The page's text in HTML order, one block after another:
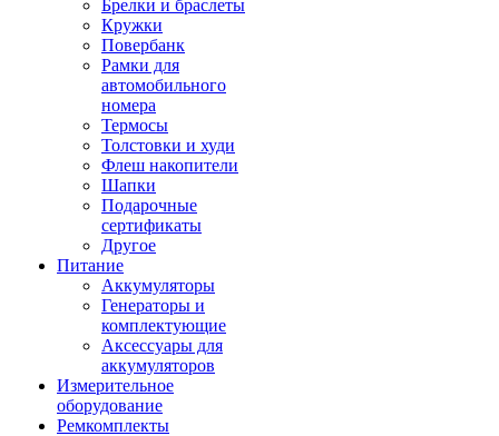
Брелки и браслеты
Кружки
Повербанк
Рамки для
автомобильного
номера
Термосы
Толстовки и худи
Флеш накопители
Шапки
Подарочные
сертификаты
Другое
Питание
Аккумуляторы
Генераторы и
комплектующие
Аксессуары для
аккумуляторов
Измерительное
оборудование
Ремкомплекты